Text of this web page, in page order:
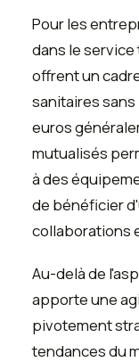
Pour les
dans le
offrent un
sanitaires
euros
mutualisés
à des
de bénéficier
collaborations
Au-delà de
apporte une
pivotement
tendances du